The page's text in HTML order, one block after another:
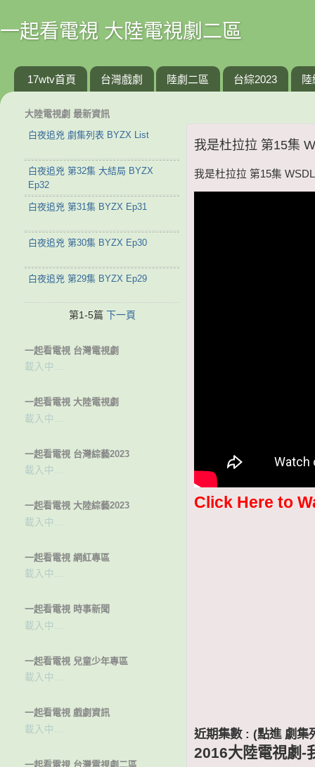
一起看電視 大陸電視劇二區
17wtv首頁 台灣戲劇 陸劇二區 台綜2023 陸
我是杜拉拉 第15集
我是杜拉拉 第15集
Click Here to
近期集數 : (點進 劇集
2016大陸電視劇-
大陸電視劇 最新資訊
白夜追兇 劇集列表 BYZX List
白夜追兇 第32集 大結局 BYZX
Ep32
白夜追兇 第31集 BYZX Ep31
白夜追兇 第30集 BYZX Ep30
白夜追兇 第29集 BYZX Ep29
第1-5篇 下一頁
一起看電視 台灣電視劇
載入中…
一起看電視 大陸電視劇
載入中…
一起看電視 台灣綜藝2023
載入中…
一起看電視 大陸綜藝2023
載入中…
一起看電視 網紅專區
載入中…
一起看電視 時事新聞
載入中…
一起看電視 兒童少年專區
載入中…
一起看電視 戲劇資訊
載入中…
一起看電視 台灣電視劇二區